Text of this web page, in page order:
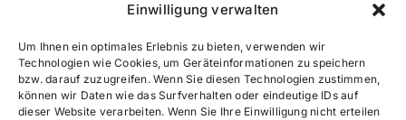
Einwilligung verwalten
Um Ihnen ein optimales Erlebnis zu bieten, verwenden wir
Technologien wie Cookies, um Geräteinformationen zu speichern
bzw. darauf zuzugreifen. Wenn Sie diesen Technologien zustimmen,
können wir Daten wie das Surfverhalten oder eindeutige IDs auf
dieser Website verarbeiten. Wenn Sie Ihre Einwilligung nicht erteilen
– 833039-9 • E-Mail: MandA@senneke.de